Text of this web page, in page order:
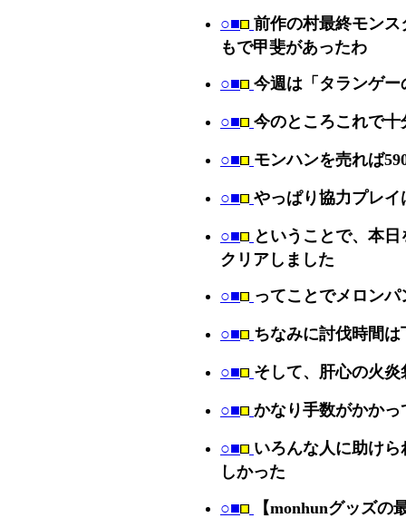
○■ 前作の村最終モン
もで甲斐があったわ
○■ 今週は「タランゲー
○■ 今のところこれで十
○■ モンハンを売れば
○■ やっぱり協力プレ
○■ ということで、本
クリアしました
○■ ってことでメロンパ
○■ ちなみに討伐時間
○■ そして、肝心の火
○■ かなり手数がかか
○■ いろんな人に助け
しかった
○■ 【monhunグッズの